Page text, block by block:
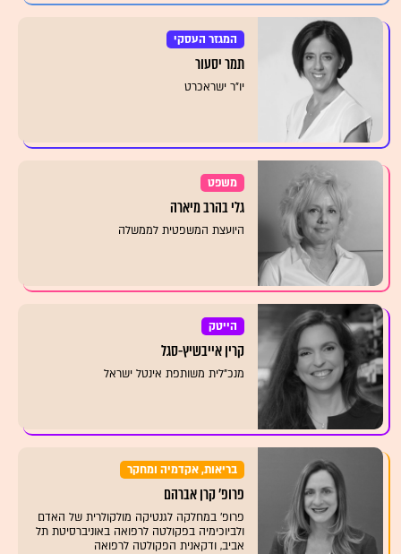
המגזר העסקי
תמר יסעור
יו"ר ישראכרט
משפט
גלי בהרב מיארה
היועצת המשפטית לממשלה
הייטק
קרין אייבשיץ-סגל
מנכ"לית משותפת אינטל ישראל
בריאות, אקדמיה ומחקר
פרופ' קרן אברהם
פרופ' במחלקה לגנטיקה מולקולרית של האדם
ולביוכימיה בפקולטה לרפואה באוניברסיטת תל
אביב, ודקאנית הפקולטה לרפואה